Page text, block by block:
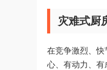
灾难式厨
在竞争激烈、
心、有动力、有